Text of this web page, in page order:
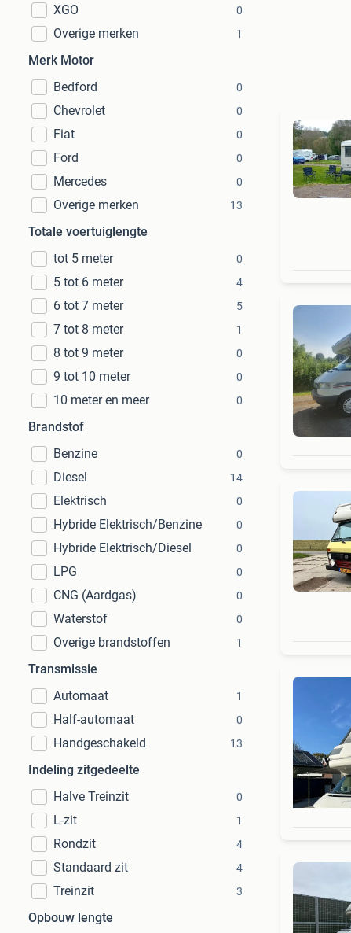
XGO 0
Overige merken 1
Merk Motor
Bedford
0
Chevrolet 0
Fiat 0
Ford 0
Mercedes 0
Overige merken 13
Totale voertuiglengte
tot 5 meter
0
5 tot 6 meter 4
6 tot 7 meter 5
7 tot 8 meter 1
8 tot 9 meter 0
9 tot 10 meter 0
10 meter en meer 0
Brandstof
Benzine
0
Diesel 14
Elektrisch 0
Hybride Elektrisch/Benzine 0
Hybride Elektrisch/Diesel 0
LPG 0
CNG (Aardgas) 0
Waterstof 0
Overige brandstoffen 1
Transmissie
Automaat
1
Half-automaat 0
Handgeschakeld 13
Indeling zitgedeelte
Halve Treinzit
0
L-zit 1
Rondzit 4
Standaard zit 4
Treinzit 3
Opbouw lengte